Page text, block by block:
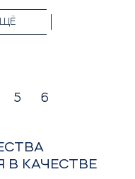
5 6
В КАЧЕСТВЕ